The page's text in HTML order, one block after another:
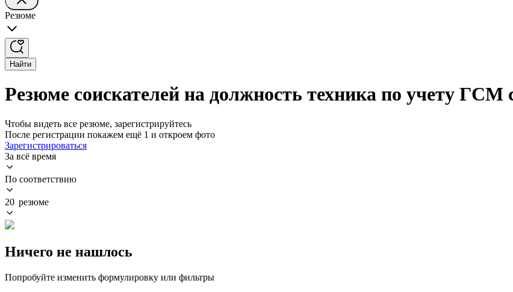
Резюме
Найти
Резюме соискателей на должность техника по учету ГСМ
Чтобы видеть все резюме, зарегистрируйтесь
После регистрации покажем ещё 1 и откроем фото
Зарегистрироваться
За всё время
По соответствию
20 резюме
Ничего не нашлось
Попробуйте изменить формулировку или фильтры